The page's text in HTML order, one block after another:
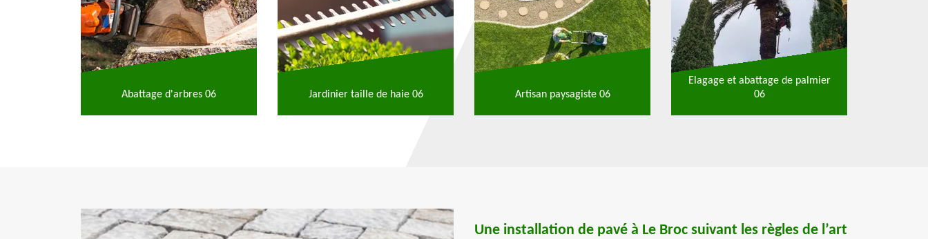
Abattage d'arbres 06 Jardinier taille de haie 06 Artisan paysagiste 06
Elagage et abattage de palmier
06
Une installation de pavé à Le Broc suivant les règles de l’art